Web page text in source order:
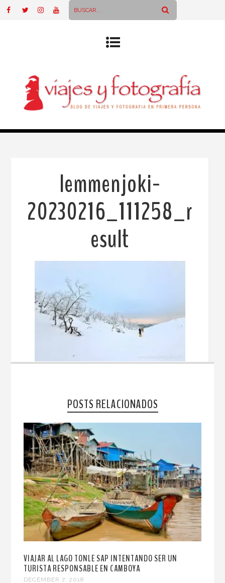
lemmenjoki-
20230216_111258_r
esult
POSTS RELACIONADOS
VIAJAR AL LAGO TONLE SAP INTENTANDO SER UN
TURISTA RESPONSABLE EN CAMBOYA
DECEMBER 7, 2018